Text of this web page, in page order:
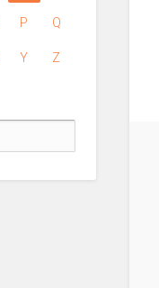
P Q
Y Z